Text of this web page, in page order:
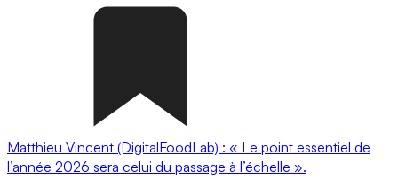
Matthieu Vincent (DigitalFoodLab) : « Le point essentiel de
l’année 2026 sera celui du passage à l’échelle ».